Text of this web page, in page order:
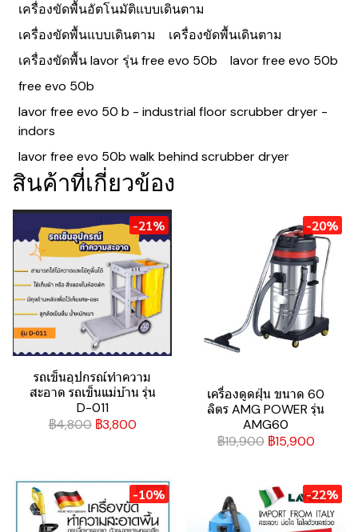
เครื่องขัดพื้นอัตโนมัติแบบเดินตาม
เครื่องขัดพื้นแบบเดินตาม
เครื่องขัดพื้นเดินตาม
เครื่องขัดพื้น lavor รุ่น free evo 50b
lavor free evo 50b
free evo 50b
lavor free evo 50 b - industrial floor scrubber dryer -
indors
lavor free evo 50b walk behind scrubber dryer
สินค้าที่เกี่ยวข้อง
-21%
รถเข็นอุปกรณ์ทำความ
สะอาด รถเข็นแม่บ้าน รุ่น
D-011
฿4,800 ฿3,800
-20%
เครื่องดูดฝุ่น ขนาด 60
ลิตร AMG POWER รุ่น
AMG60
฿19,900 ฿15,900
-10% -22%